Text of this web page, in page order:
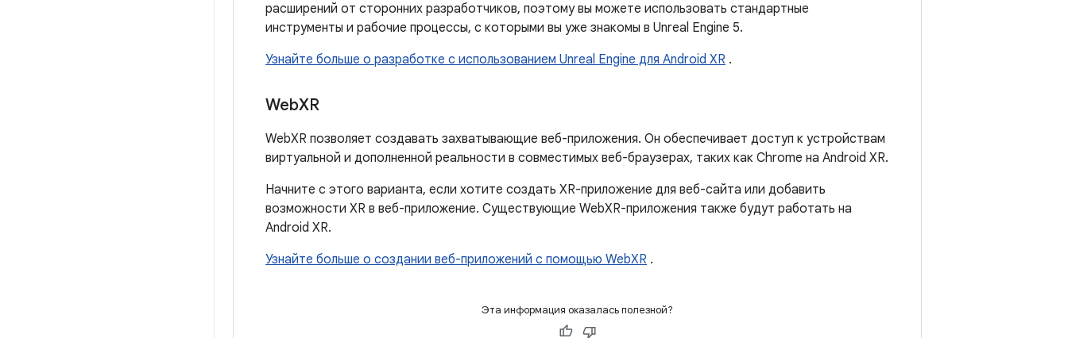
расширений от сторонних разработчиков, поэтому вы можете использовать стандартные
инструменты и рабочие процессы, с которыми вы уже знакомы в Unreal Engine 5.
Узнайте больше о разработке с использованием Unreal Engine для Android XR .
WebXR
WebXR позволяет создавать захватывающие веб-приложения. Он обеспечивает доступ к устройствам
виртуальной и дополненной реальности в совместимых веб-браузерах, таких как Chrome на Android XR.
Начните с этого варианта, если хотите создать XR-приложение для веб-сайта или добавить
возможности XR в веб-приложение. Существующие WebXR-приложения также будут работать на
Android XR.
Узнайте больше о создании веб-приложений с помощью WebXR .
Эта информация оказалась полезной?